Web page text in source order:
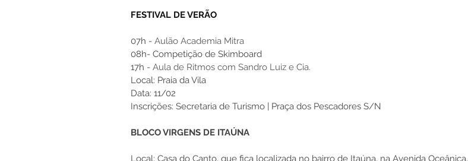
FESTIVAL DE VERÃO
07h - Aulão Academia Mitra
08h- Competição de Skimboard
17h - Aula de Ritmos com Sandro Luiz e Cia.
Local: Praia da Vila
Data: 11/02
Inscrições: Secretaria de Turismo | Praça dos Pescadores S/N
BLOCO VIRGENS DE ITAÚNA
Local: Casa do Canto, que fica localizada no bairro de Itaúna, na Avenida Oceânica.